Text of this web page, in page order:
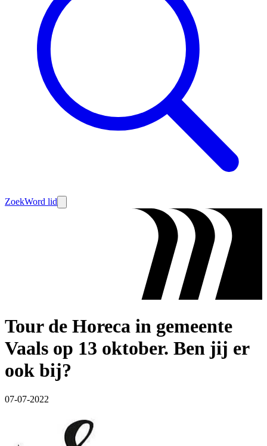
ZoekWord lid
Tour de Horeca in gemeente
Vaals op 13 oktober. Ben jij er
ook bij?
07-07-2022